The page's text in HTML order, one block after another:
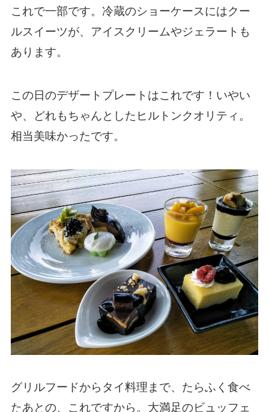
これで一部です。冷蔵のショーケースにはクー
ルスイーツが、アイスクリームやジェラートも
あります。
この日のデザートプレートはこれです！いやい
や、どれもちゃんとしたヒルトンクオリティ。
相当美味かったです。
グリルフードからタイ料理まで、たらふく食べ
たあとの、これですから。大満足のビュッフェ